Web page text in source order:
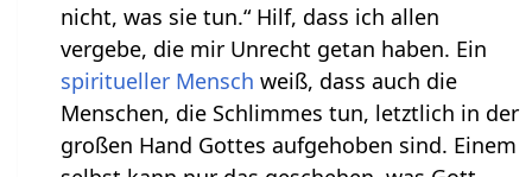
nicht, was sie tun.“ Hilf, dass ich allen
vergebe, die mir Unrecht getan haben. Ein
spiritueller Mensch weiß, dass auch die
Menschen, die Schlimmes tun, letztlich in der
großen Hand Gottes aufgehoben sind. Einem